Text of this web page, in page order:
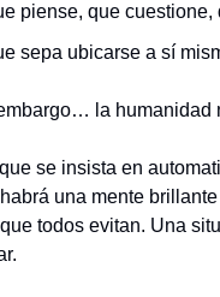
piense, que cuestione,
sepa ubicarse a sí
la humanidad
se insista en
una mente
todos evitan. Una